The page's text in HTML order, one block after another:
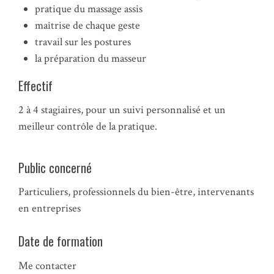
pratique du massage assis
maîtrise de chaque geste
travail sur les postures
la préparation du masseur
Effectif
2 à 4 stagiaires, pour un suivi personnalisé et un
meilleur contrôle de la pratique.
Public concerné
Particuliers, professionnels du bien-être, intervenants
en entreprises
Date de formation
Me contacter